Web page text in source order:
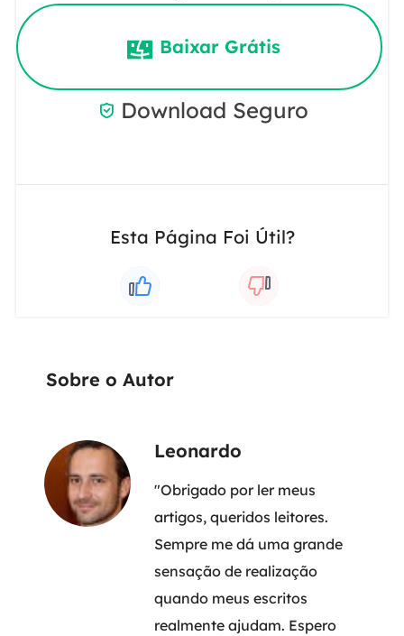
Baixar Grátis
 Download Seguro
Esta Página Foi Útil?
Sobre o Autor
Leonardo
"Obrigado por ler meus
artigos, queridos leitores.
Sempre me dá uma grande
sensação de realização
quando meus escritos
realmente ajudam. Espero